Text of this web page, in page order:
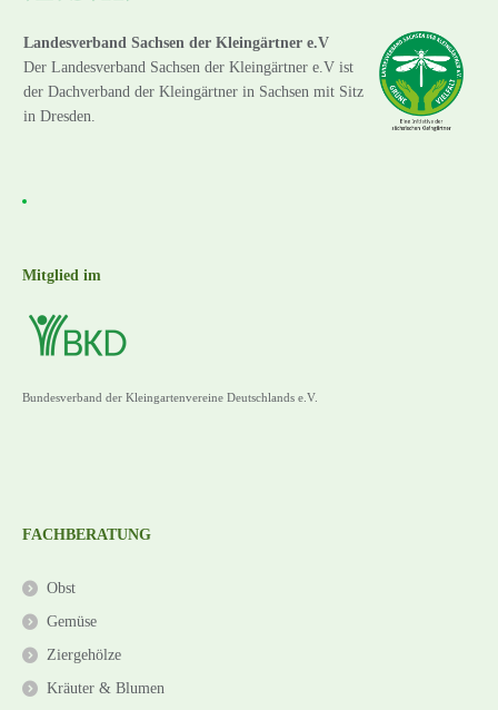
Landesverband Sachsen der Kleingärtner e.V
Der Landesverband Sachsen der Kleingärtner e.V ist
der Dachverband der Kleingärtner in Sachsen mit Sitz
in Dresden.
Mitglied im
Bundesverband der Kleingartenvereine Deutschlands e.V.
FACHBERATUNG
Obst
Gemüse
Ziergehölze
Kräuter & Blumen